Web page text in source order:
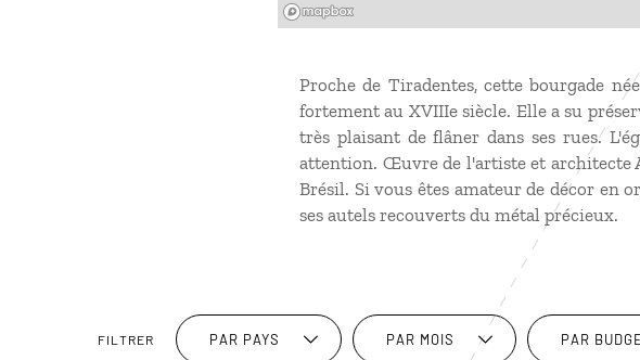
Proche de Tiradentes, cette bourgade
fortement au XVIIIe siècle. Elle a su
très plaisant de flâner dans ses rues.
attention. Œuvre de l'artiste et architecte
Brésil. Si vous êtes amateur de décor en
ses autels recouverts du métal précieux.
FILTRER PAR PAYS PAR MOIS PAR